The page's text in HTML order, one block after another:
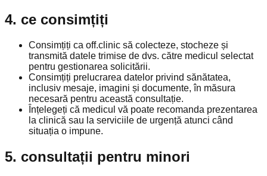
4. ce consimțiți
Consimțiți ca off.clinic să colecteze, stocheze și
transmită datele trimise de dvs. către medicul selectat
pentru gestionarea solicitării.
Consimțiți prelucrarea datelor privind sănătatea,
inclusiv mesaje, imagini și documente, în măsura
necesară pentru această consultație.
Înțelegeți că medicul vă poate recomanda prezentarea
la clinică sau la serviciile de urgență atunci când
situația o impune.
5. consultații pentru minori